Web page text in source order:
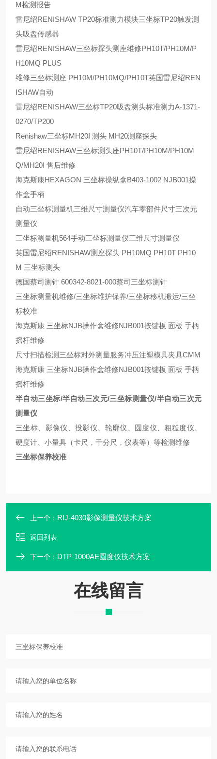
M检测报告
雷尼绍RENISHAW TP20标准测力模块三坐标TP20触发测
头吸盘传感器
雷尼绍RENISHAW三坐标探头测座维修PH10T/PH10M/P
H10MQ PLUS
维修三坐标测座 PH10M/PH10MQ/PH10T英国雷尼绍REN
ISHAW自动
雷尼绍RENISHAW/三坐标TP20吸盘测头标准测力A-1371-
0270/TP200
Renishaw三坐标MH20I 测头 MH20测座探头
雷尼绍RENISHAW三坐标测头座PH10T/PH10M/PH10M
Q/MH20I 售后维修
海克斯康HEXAGON 三坐标操纵盒B403-1002 NJB001操
作盒手柄
自动三坐标测量机三维尺寸测量仪汽车零部件尺寸三次元
测量仪
三坐标测量机564手动三坐标测量仪三维尺寸测量仪
英国雷尼绍RENISHAW测座探头 PH10MQ PH10T PH10
M 三坐标测头
德国蔡司测针 600342-8021-000蔡司三坐标测针
三坐标测量机维修/三坐标维护保养/三坐标移机搬运/三坐
标校准
海克斯康 三坐标NJB操作盒维修NJB001按键板 面板 手柄
摇杆维修
尺寸扫描检测三坐标对外测量服务冲压注塑模具夹具CMM
海克斯康 三坐标NJB操作盒维修NJB001按键板 面板 手柄
摇杆维修
半自动三坐标/半自动三次元/三坐标测量仪/半自动三次元
测量仪
三坐标、影像仪、投影仪、轮廓仪、圆度仪、粗糙度仪、
硬度计、小量具（卡尺，千分尺，仪表等）等检测维修
三坐标保养校准
上一个： RIJ-4030影像测量仪技术方案
返回列表
下一个： DTP-1000AE圆度仪技术方案
在线留言